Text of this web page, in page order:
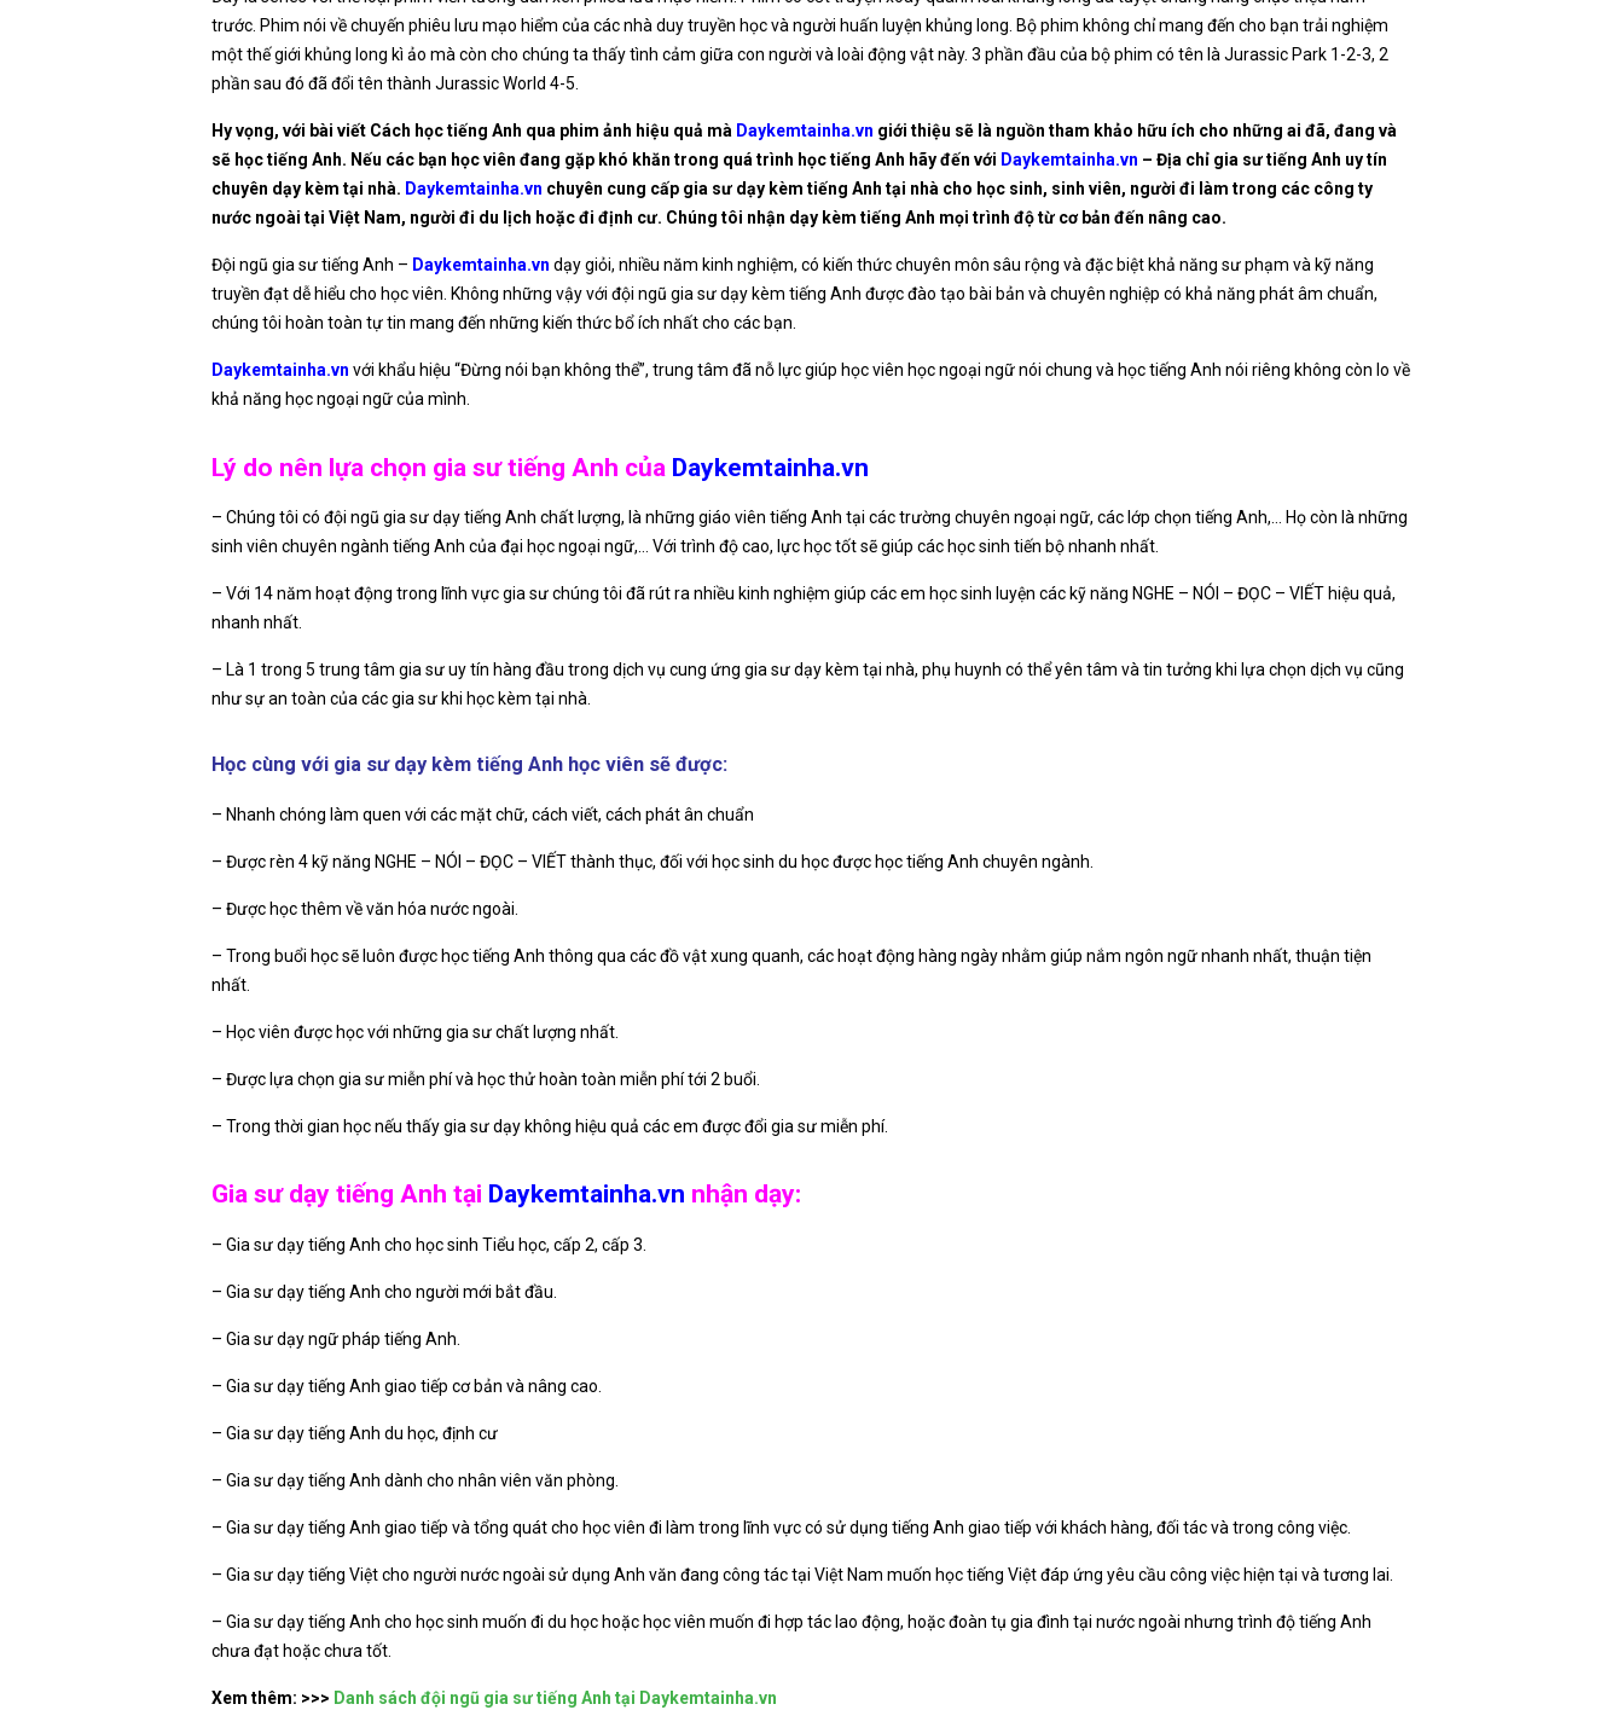
trước. Phim nói về chuyến phiêu lưu mạo hiểm của các nhà duy truyền học và người huấn luyện khủng long. Bộ phim không chỉ mang đến cho bạn trải nghiệm
một thế giới khủng long kì ảo mà còn cho chúng ta thấy tình cảm giữa con người và loài động vật này. 3 phần đầu của bộ phim có tên là Jurassic Park 1-2-3, 2
phần sau đó đã đổi tên thành Jurassic World 4-5.
Hy vọng, với bài viết Cách học tiếng Anh qua phim ảnh hiệu quả mà Daykemtainha.vn giới thiệu sẽ là nguồn tham khảo hữu ích cho những ai đã, đang và
sẽ học tiếng Anh. Nếu các bạn học viên đang gặp khó khăn trong quá trình học tiếng Anh hãy đến với Daykemtainha.vn – Địa chỉ gia sư tiếng Anh uy tín
chuyên dạy kèm tại nhà. Daykemtainha.vn chuyên cung cấp gia sư dạy kèm tiếng Anh tại nhà cho học sinh, sinh viên, người đi làm trong các công ty
nước ngoài tại Việt Nam, người đi du lịch hoặc đi định cư. Chúng tôi nhận dạy kèm tiếng Anh mọi trình độ từ cơ bản đến nâng cao.
Đội ngũ gia sư tiếng Anh – Daykemtainha.vn dạy giỏi, nhiều năm kinh nghiệm, có kiến thức chuyên môn sâu rộng và đặc biệt khả năng sư phạm và kỹ năng
truyền đạt dễ hiểu cho học viên. Không những vậy với đội ngũ gia sư dạy kèm tiếng Anh được đào tạo bài bản và chuyên nghiệp có khả năng phát âm chuẩn,
chúng tôi hoàn toàn tự tin mang đến những kiến thức bổ ích nhất cho các bạn.
Daykemtainha.vn với khẩu hiệu “Đừng nói bạn không thể”, trung tâm đã nỗ lực giúp học viên học ngoại ngữ nói chung và học tiếng Anh nói riêng không còn lo về
khả năng học ngoại ngữ của mình.
Lý do nên lựa chọn gia sư tiếng Anh của Daykemtainha.vn
– Chúng tôi có đội ngũ gia sư dạy tiếng Anh chất lượng, là những giáo viên tiếng Anh tại các trường chuyên ngoại ngữ, các lớp chọn tiếng Anh,… Họ còn là những
sinh viên chuyên ngành tiếng Anh của đại học ngoại ngữ,… Với trình độ cao, lực học tốt sẽ giúp các học sinh tiến bộ nhanh nhất.
– Với 14 năm hoạt động trong lĩnh vực gia sư chúng tôi đã rút ra nhiều kinh nghiệm giúp các em học sinh luyện các kỹ năng NGHE – NÓI – ĐỌC – VIẾT hiệu quả,
nhanh nhất.
– Là 1 trong 5 trung tâm gia sư uy tín hàng đầu trong dịch vụ cung ứng gia sư dạy kèm tại nhà, phụ huynh có thể yên tâm và tin tưởng khi lựa chọn dịch vụ cũng
như sự an toàn của các gia sư khi học kèm tại nhà.
Học cùng với gia sư dạy kèm tiếng Anh học viên sẽ được:
– Nhanh chóng làm quen với các mặt chữ, cách viết, cách phát ân chuẩn
– Được rèn 4 kỹ năng NGHE – NÓI – ĐỌC – VIẾT thành thục, đối với học sinh du học được học tiếng Anh chuyên ngành.
– Được học thêm về văn hóa nước ngoài.
– Trong buổi học sẽ luôn được học tiếng Anh thông qua các đồ vật xung quanh, các hoạt động hàng ngày nhằm giúp nắm ngôn ngữ nhanh nhất, thuận tiện
nhất.
– Học viên được học với những gia sư chất lượng nhất.
– Được lựa chọn gia sư miễn phí và học thử hoàn toàn miễn phí tới 2 buổi.
– Trong thời gian học nếu thấy gia sư dạy không hiệu quả các em được đổi gia sư miễn phí.
Gia sư dạy tiếng Anh tại Daykemtainha.vn nhận dạy:
– Gia sư dạy tiếng Anh cho học sinh Tiểu học, cấp 2, cấp 3.
– Gia sư dạy tiếng Anh cho người mới bắt đầu.
– Gia sư dạy ngữ pháp tiếng Anh.
– Gia sư dạy tiếng Anh giao tiếp cơ bản và nâng cao.
– Gia sư dạy tiếng Anh du học, định cư
– Gia sư dạy tiếng Anh dành cho nhân viên văn phòng.
– Gia sư dạy tiếng Anh giao tiếp và tổng quát cho học viên đi làm trong lĩnh vực có sử dụng tiếng Anh giao tiếp với khách hàng, đối tác và trong công việc.
– Gia sư dạy tiếng Việt cho người nước ngoài sử dụng Anh văn đang công tác tại Việt Nam muốn học tiếng Việt đáp ứng yêu cầu công việc hiện tại và tương lai.
– Gia sư dạy tiếng Anh cho học sinh muốn đi du học hoặc học viên muốn đi hợp tác lao động, hoặc đoàn tụ gia đình tại nước ngoài nhưng trình độ tiếng Anh
chưa đạt hoặc chưa tốt.
Xem thêm: >>> Danh sách đội ngũ gia sư tiếng Anh tại Daykemtainha.vn